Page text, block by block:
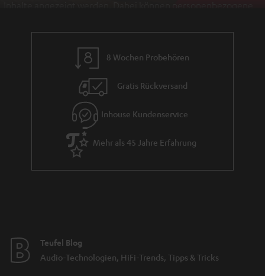
8 Wochen Probehören
Gratis Rückversand
Inhouse Kundenservice
Mehr als 45 Jahre Erfahrung
Teufel Blog
Audio-Technologien, HiFi-Trends, Tipps & Tricks